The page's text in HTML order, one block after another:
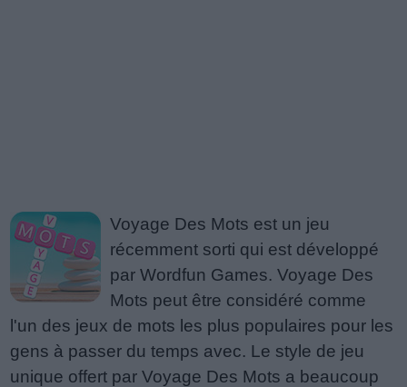
Voyage Des Mots est un jeu
récemment sorti qui est développé
par Wordfun Games. Voyage Des
Mots peut être considéré comme
l'un des jeux de mots les plus populaires pour les
gens à passer du temps avec. Le style de jeu
unique offert par Voyage Des Mots a beaucoup